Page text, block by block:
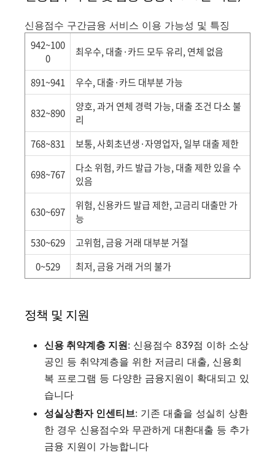
신용점수 구간금융 서비스 이용 가능성 및 특징
942~100
0
최우수, 대출·카드 모두 유리, 연체 없음
891~941 우수, 대출·카드 대부분 가능
832~890
양호, 과거 연체 경력 가능, 대출 조건 다소 불
리
768~831
보통, 사회초년생·자영업자, 일부 대출 제한
698~767
다소 위험, 카드 발급 가능, 대출 제한 있을 수
있음
630~697
위험, 신용카드 발급 제한, 고금리 대출만 가
능
530~629
고위험, 금융 거래 대부분 거절
0~529
최저, 금융 거래 거의 불가
정책 및 지원
신용 취약계층 지원: 신용점수 839점 이하 소상
공인 등 취약계층을 위한 저금리 대출, 신용회
복 프로그램 등 다양한 금융지원이 확대되고 있
습니다
성실상환자 인센티브: 기존 대출을 성실히 상환
한 경우 신용점수와 무관하게 대환대출 등 추가
금융 지원이 가능합니다